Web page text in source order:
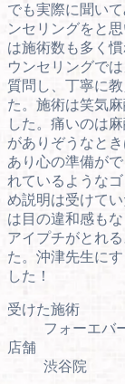
でも実際に聞い
ンセリングをと
は施術数も多く
ウンセリングで
質問し、丁寧に
た。施術は笑気
した。痛いのは
がありぞうなと
あり心の準備が
れているような
め説明は受けて
は目の違和感も
アイプチがとれ
た。沖津先生に
した！
受けた施術
フォーエバ
店舗
渋谷院